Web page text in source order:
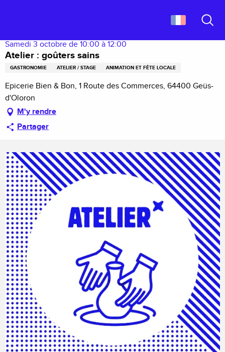
principal
Samedi 3 octobre de 10:00 à 12:00
Atelier : goûters sains
GASTRONOMIE ATELIER / STAGE ANIMATION ET FÊTE LOCALE
Epicerie Bien & Bon, 1 Route des Commerces, 64400 Geüs-
d'Oloron
M'y rendre
Partager